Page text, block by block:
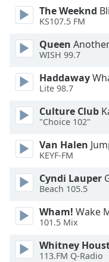
Size
Edge
Style
Font
Family
Reset
Close
Modal
dialog
window.
The Weeknd
KS107.5 FM
Queen
WISH 99.7
Haddaway
Lite 98.7
Culture Club
"Choice 102"
Van Halen
KEYF-FM
Cyndi Lauper
Beach 105.5
Wham! Wake
101.5 Mix
Whitney
113.FM Q-Radio